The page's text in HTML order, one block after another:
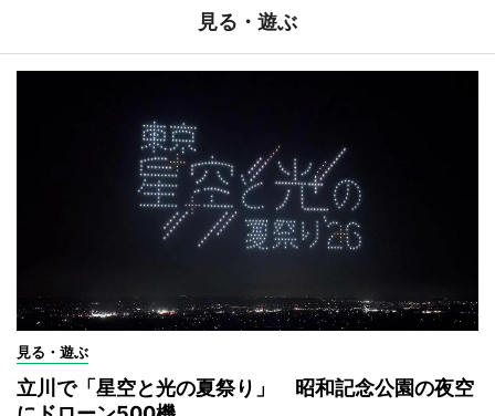
見る・遊ぶ
見る・遊ぶ
立川で「星空と光の夏祭り」 昭和記念公園の夜空